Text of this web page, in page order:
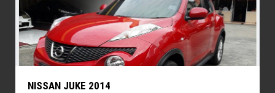
NISSAN JUKE 2014